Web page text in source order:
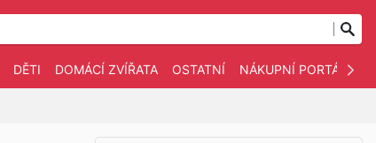
DĚTI DOMÁCÍ ZVÍŘATA OSTATNÍ NÁKUPNÍ PORTÁLY